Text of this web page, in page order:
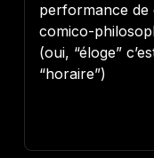
performance de
comico-
(oui, “éloge”
“horaire”)